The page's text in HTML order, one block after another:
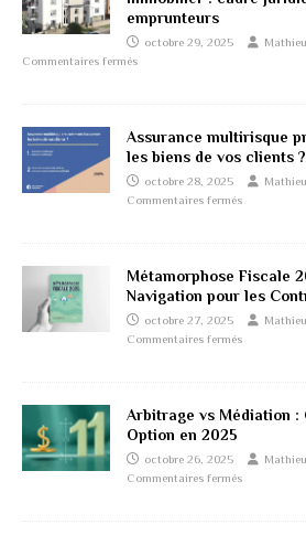
emprunteurs
octobre 29, 2025
Commentaires fermés
Assurance multirisque
les biens de vos clients ?
octobre 28, 2025
Commentaires fermés
Métamorphose Fiscale
Navigation pour les
octobre 27, 2025
Commentaires fermés
Arbitrage vs Médiation :
Option en 2025
octobre 26, 2025
Commentaires fermés